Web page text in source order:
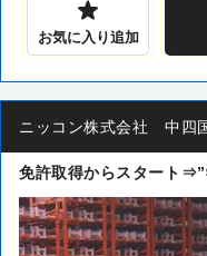
お気に入り追加
ニッコン株式会社 中四
免許取得からスタート